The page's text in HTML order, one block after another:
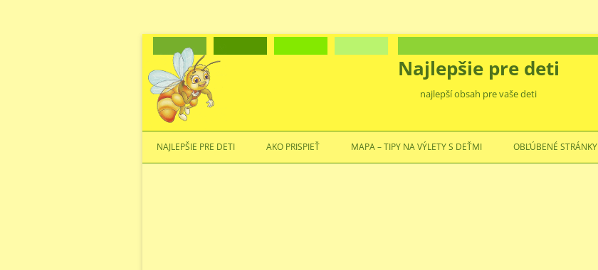
Najlepšie pre deti
najlepší obsah pre vaše deti
Preskočiť
na
NAJLEPŠIE PRE DETI AKO PRISPIEŤ MAPA – TIPY NA VÝLETY S DEŤMI OBĽÚBENÉ STRÁNKY